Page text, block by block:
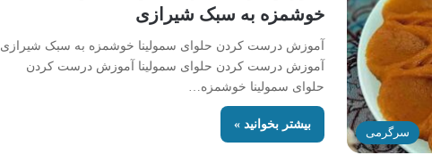
سرگرمی
خوشمزه به سبک شیرازی
آموزش درست کردن حلوای سمولینا خوشمزه به سبک شیرازی
آموزش درست کردن حلوای سمولینا آموزش درست کردن
حلوای سمولینا خوشمزه…
بیشتر بخوانید »